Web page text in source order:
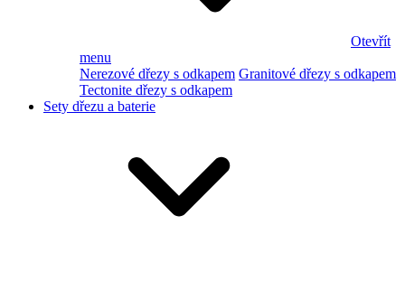
Otevřít
menu
Nerezové dřezy s odkapem Granitové dřezy s odkapem
Tectonite dřezy s odkapem
Sety dřezu a baterie